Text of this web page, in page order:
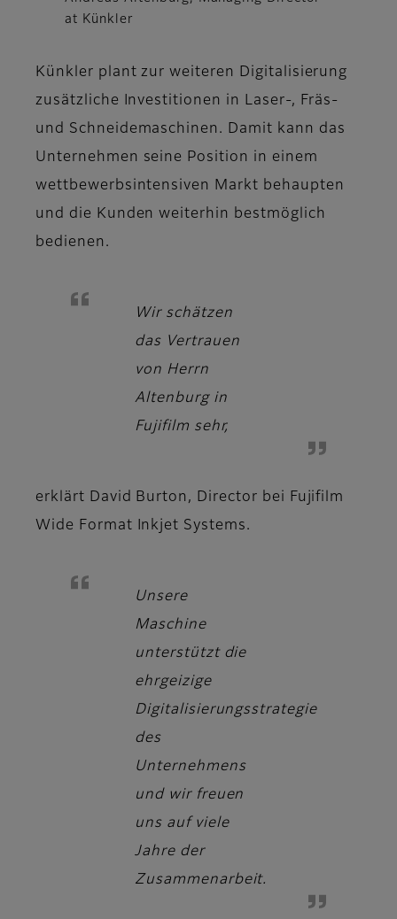
at Künkler
Künkler plant zur weiteren Digitalisierung
zusätzliche Investitionen in Laser-, Fräs-
und Schneidemaschinen. Damit kann das
Unternehmen seine Position in einem
wettbewerbsintensiven Markt behaupten
und die Kunden weiterhin bestmöglich
bedienen.
Wir schätzen
das Vertrauen
von Herrn
Altenburg in
Fujifilm sehr,
erklärt David Burton, Director bei Fujifilm
Wide Format Inkjet Systems.
Unsere
Maschine
unterstützt die
ehrgeizige
Digitalisierungsstrategie
des
Unternehmens
und wir freuen
uns auf viele
Jahre der
Zusammenarbeit.